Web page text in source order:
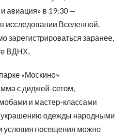
авиация» в 19:30 —
исследовании Вселенной.
зарегистрироваться заранее,
ВДНХ.
«Москино»
с диджей-сетом,
и мастер-классами
одежды народными
посещения можно